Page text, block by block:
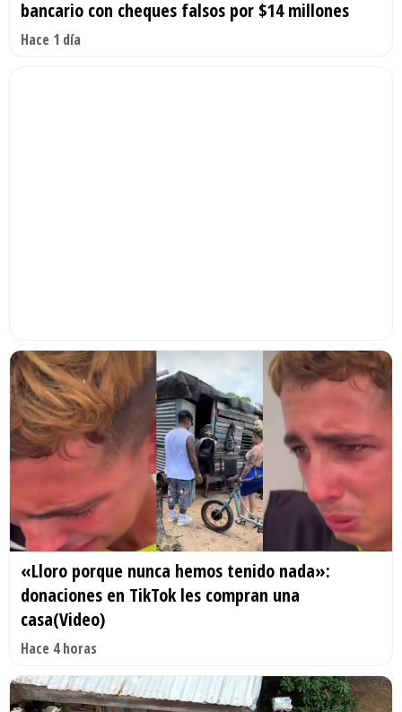
bancario con cheques falsos por $14 millones
Hace 1 día
«Lloro porque nunca hemos tenido nada»:
donaciones en TikTok les compran una
casa(Video)
Hace 4 horas